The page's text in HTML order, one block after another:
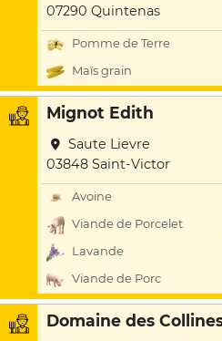
07290 Quintenas
Pomme de Terre
Maïs grain
Mignot Edith
Saute Lievre
03848 Saint-Victor
Avoine
Viande de Porcelet
Lavande
Viande de Porc
Domaine des